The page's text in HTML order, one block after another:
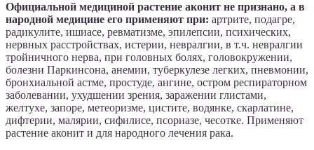
Официальной медициной растение аконит не признано, а в
народной медицине его применяют при: артрите, подагре,
радикулите, ишиасе, ревматизме, эпилепсии, психических,
нервных расстройствах, истерии, невралгии, в т.ч. невралгии
тройничного нерва, при головных болях, головокружении,
болезни Паркинсона, анемии, туберкулезе легких, пневмонии,
бронхиальной астме, простуде, ангине, остром респираторном
заболевании, ухудшении зрения, заражении глистами,
желтухе, запоре, метеоризме, цистите, водянке, скарлатине,
дифтерии, малярии, сифилисе, псориазе, чесотке. Применяют
растение аконит и для народного лечения рака.